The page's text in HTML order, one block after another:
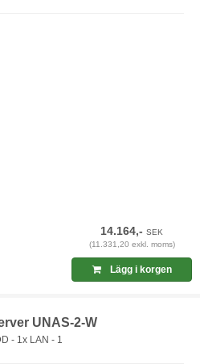
14.164,-SEK
(11.331,20 exkl. moms)
Lägg i korgen
UNAS-2-W
- 1x LAN - 1